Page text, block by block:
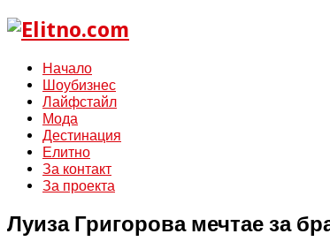
Начало
Шоубизнес
Лайфстайл
Мода
Дестинация
Елитно
За контакт
За проекта
Луиза Григорова мечтае за